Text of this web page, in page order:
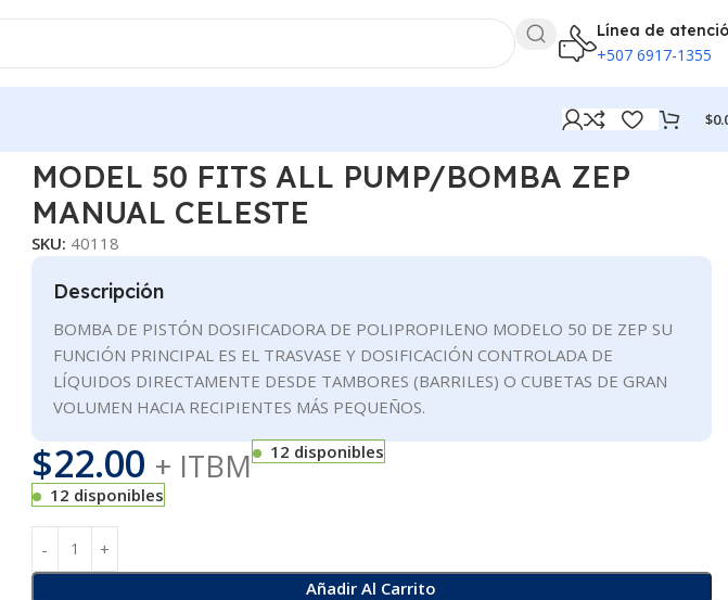
Línea de
+507 6917-1355
$
MODEL 50 FITS ALL PUMP/BOMBA ZEP
MANUAL CELESTE
SKU: 40118
Descripción
BOMBA DE PISTÓN DOSIFICADORA DE POLIPROPILENO MODELO 50 DE ZEP SU
FUNCIÓN PRINCIPAL ES EL TRASVASE Y DOSIFICACIÓN CONTROLADA DE
LÍQUIDOS DIRECTAMENTE DESDE TAMBORES (BARRILES) O CUBETAS DE GRAN
VOLUMEN HACIA RECIPIENTES MÁS PEQUEÑOS.
$22.00 + ITBM
12 disponibles
12 disponibles
Añadir Al Carrito